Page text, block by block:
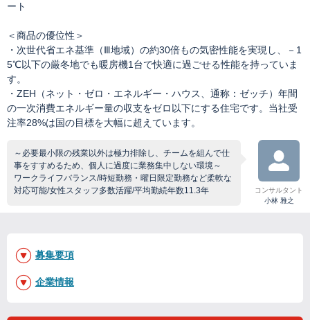
ート
＜商品の優位性＞
・次世代省エネ基準（Ⅲ地域）の約30倍もの気密性能を実現し、－1
5℃以下の厳冬地でも暖房機1台で快適に過ごせる性能を持っていま
す。
・ZEH（ネット・ゼロ・エネルギー・ハウス、通称：ゼッチ）年間
の一次消費エネルギー量の収支をゼロ以下にする住宅です。当社受
注率28%は国の目標を大幅に超えています。
～必要最小限の残業以外は極力排除し、チームを組んで仕
事をすすめるため、個人に過度に業務集中しない環境～
ワークライフバランス/時短勤務・曜日限定勤務など柔軟な
対応可能/女性スタッフ多数活躍/平均勤続年数11.3年
コンサルタント
小林 雅之
募集要項
企業情報